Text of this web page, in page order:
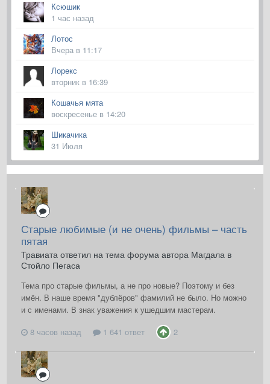
Ксюшик
1 час назад
Лотос
Вчера в 11:17
Лорекс
вторник в 16:39
Кошачья мята
воскресенье в 14:20
Шикачика
31 Июля
Старые любимые (и не очень) фильмы – часть
пятая
Травиата ответил на тема форума автора Магдала в
Стойло Пегаса
Тема про старые фильмы, а не про новые? Поэтому и без
имён. В наше время "дублёров" фамилий не было. Но можно
и с именами. В знак уважения к ушедшим мастерам.
8 часов назад
1 641 ответ 2